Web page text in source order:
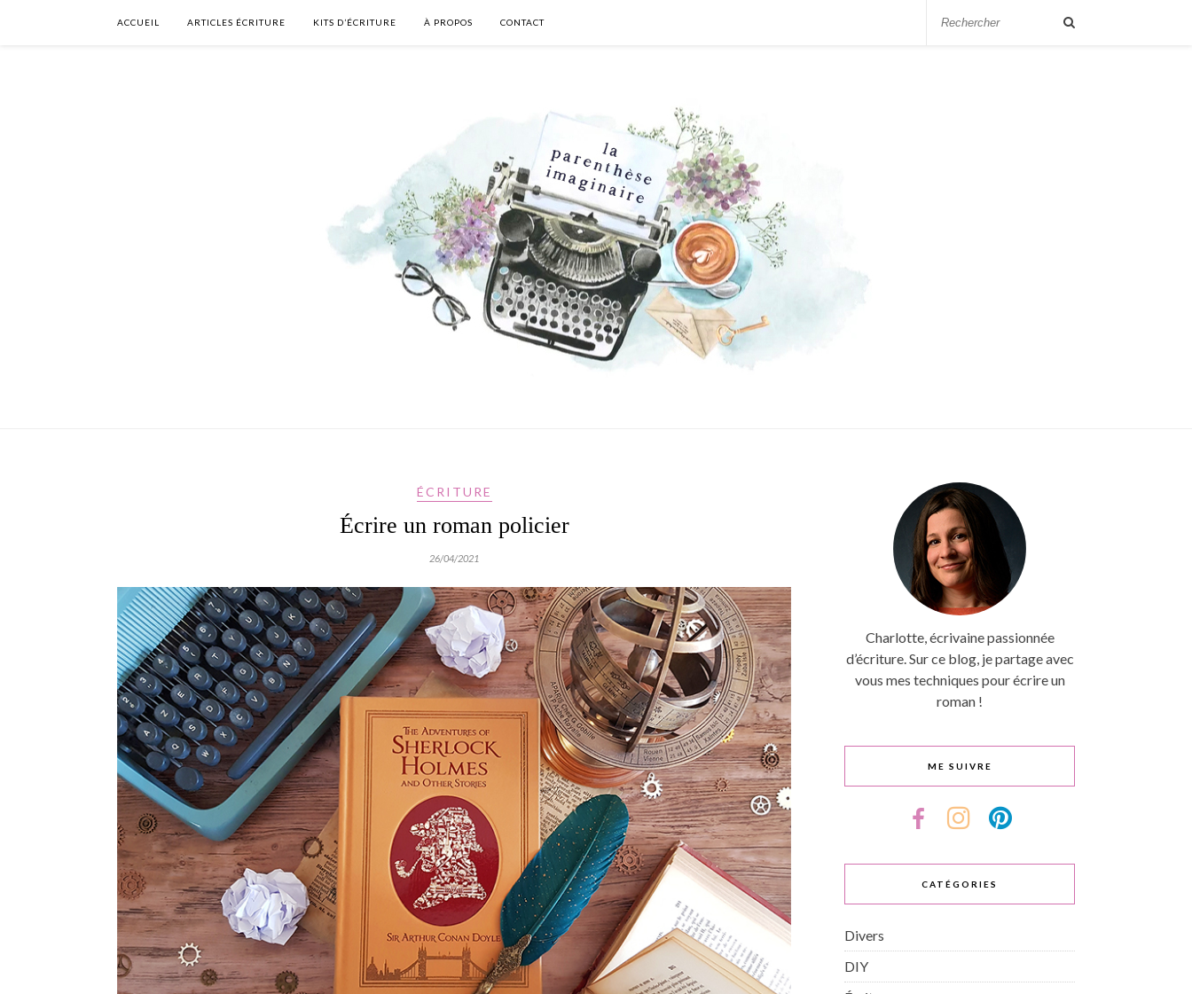
ACCUEIL ARTICLES ÉCRITURE KITS D’ÉCRITURE À PROPOS CONTACT
ÉCRITURE
Écrire un roman policier
26/04/2021
Charlotte, écrivaine passionnée
d’écriture. Sur ce blog, je partage avec
vous mes techniques pour écrire un
roman !
ME SUIVRE
CATÉGORIES
Divers
DIY